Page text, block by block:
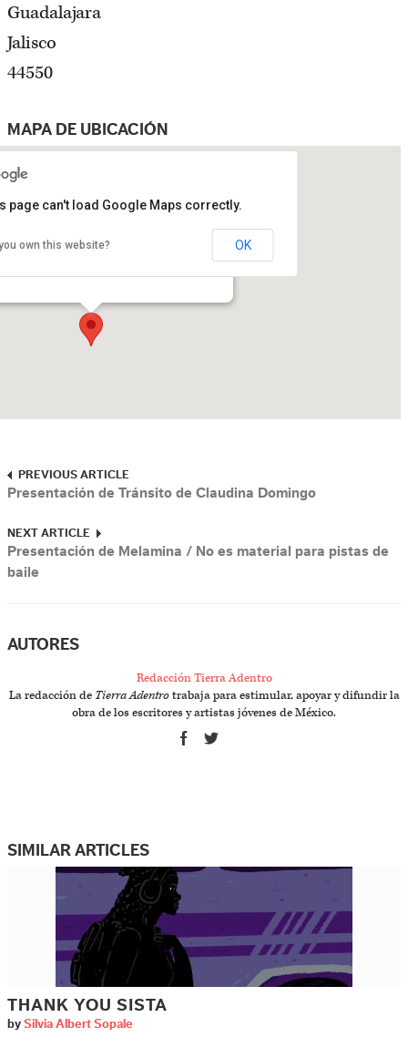
Guadalajara
Jalisco
44550
MAPA DE UBICACIÓN
Otero No. 1499, Col. verde Valle - Guadalajara
page can't load Google Maps correctly.
own this website? OK
PREVIOUS ARTICLE
Presentación de Tránsito de Claudina Domingo
NEXT ARTICLE
Presentación de Melamina / No es material para pistas de
baile
AUTORES
Redacción Tierra Adentro
La redacción de Tierra Adentrotrabaja para estimular, apoyar y difundir la
obra de los escritores y artistas jóvenes de México.
SIMILAR ARTICLES
THANK YOU SISTA
by Silvia Albert Sopale